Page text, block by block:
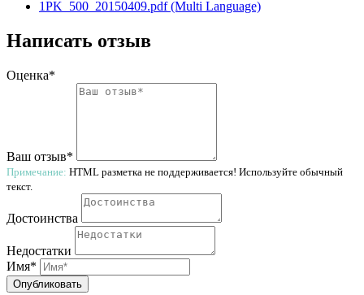
1PK_500_20150409.pdf (Multi Language)
Написать отзыв
Оценка*
Ваш отзыв*
Примечание: HTML разметка не поддерживается! Используйте обычный
текст.
Достоинства
Недостатки
Имя*
Опубликовать